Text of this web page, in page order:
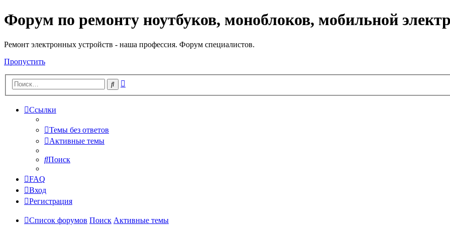
Регистрация
Форум по ремонту ноутбуков, моноблоков, мобильной
Ремонт электронных устройств - наша профессия. Форум специалистов.
Пропустить
Поиск
Ссылки
Темы без ответов
Активные темы
Поиск
FAQ
Вход
Регистрация
Список форумов Поиск Активные темы